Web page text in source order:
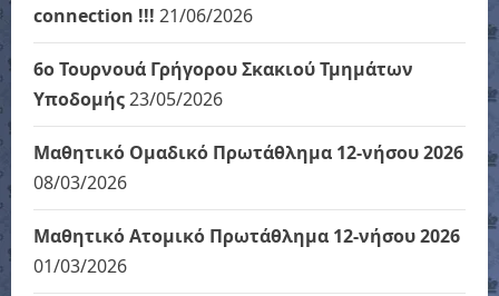
connection !!! 21/06/2026
6ο Τουρνουά Γρήγορου Σκακιού Τμημάτων
Υποδομής23/05/2026
Μαθητικό Ομαδικό Πρωτάθλημα 12-νήσου 2026
08/03/2026
Μαθητικό Ατομικό Πρωτάθλημα 12-νήσου 2026
01/03/2026